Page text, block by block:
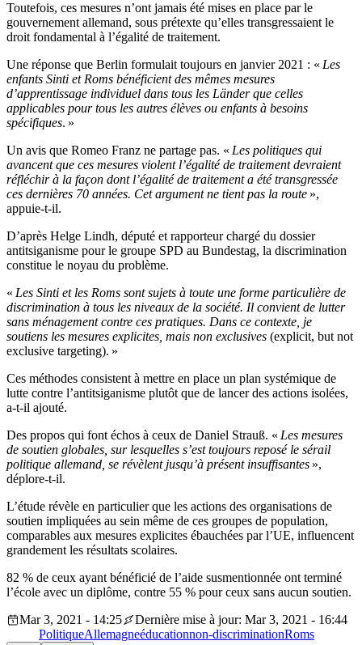
Toutefois, ces mesures n’ont jamais été mises en place par le
gouvernement allemand, sous prétexte qu’elles transgressaient le
droit fondamental à l’égalité de traitement.
Une réponse que Berlin formulait toujours en janvier 2021 : « Les
enfants Sinti et Roms bénéficient des mêmes mesures
d’apprentissage individuel dans tous les Länder que celles
applicables pour tous les autres élèves ou enfants à besoins
spécifiques. »
Un avis que Romeo Franz ne partage pas. « Les politiques qui
avancent que ces mesures violent l’égalité de traitement devraient
réfléchir à la façon dont l’égalité de traitement a été transgressée
ces dernières 70 années. Cet argument ne tient pas la route »,
appuie-t-il.
D’après Helge Lindh, député et rapporteur chargé du dossier
antitsiganisme pour le groupe SPD au Bundestag, la discrimination
constitue le noyau du problème.
« Les Sinti et les Roms sont sujets à toute une forme particulière de
discrimination à tous les niveaux de la société. Il convient de lutter
sans ménagement contre ces pratiques. Dans ce contexte, je
soutiens les mesures explicites, mais non exclusives (explicit, but not
exclusive targeting). »
Ces méthodes consistent à mettre en place un plan systémique de
lutte contre l’antitsiganisme plutôt que de lancer des actions isolées,
a-t-il ajouté.
Des propos qui font échos à ceux de Daniel Strauß. « Les mesures
de soutien globales, sur lesquelles s’est toujours reposé le sérail
politique allemand, se révèlent jusqu’à présent insuffisantes »,
déplore-t-il.
L’étude révèle en particulier que les actions des organisations de
soutien impliquées au sein même de ces groupes de population,
comparables aux mesures explicites ébauchées par l’UE, influencent
grandement les résultats scolaires.
82 % de ceux ayant bénéficié de l’aide susmentionnée ont terminé
l’école avec un diplôme, contre 55 % pour ceux sans aucun soutien.
Mar 3, 2021 - 14:25
Dernière mise à jour: Mar 3, 2021 - 16:44
PolitiqueAllemagneéducationnon-discriminationRoms